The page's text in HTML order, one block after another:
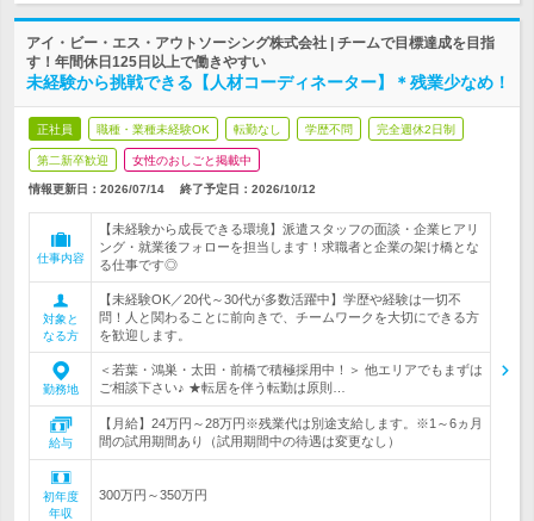
アイ・ビー・エス・アウトソーシング株式会社 | チームで目標達成を目指
す！年間休日125日以上で働きやすい
未経験から挑戦できる【人材コーディネーター】＊残業少なめ！
正社員 職種・業種未経験OK 転勤なし 学歴不問 完全週休2日制
第二新卒歓迎 女性のおしごと掲載中
情報更新日：2026/07/14 終了予定日： 2026/10/12
仕事内容
【未経験から成長できる環境】派遣スタッフの面談・企業ヒアリ
ング・就業後フォローを担当します！求職者と企業の架け橋とな
る仕事です◎
対象と
なる方
【未経験OK／20代～30代が多数活躍中】学歴や経験は一切不
問！人と関わることに前向きで、チームワークを大切にできる方
を歓迎します。
勤務地
＜若葉・鴻巣・太田・前橋で積極採用中！＞ 他エリアでもまずは
ご相談下さい♪ ★転居を伴う転勤は原則…
給与
【月給】24万円～28万円※残業代は別途支給します。※1～6ヵ月
間の試用期間あり（試用期間中の待遇は変更なし）
初年度
年収
300万円～350万円